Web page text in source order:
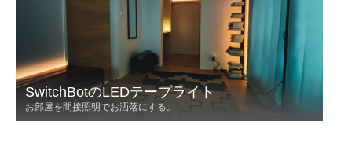
SwitchBotのLEDテープライト
お部屋を間接照明でお洒落にする。